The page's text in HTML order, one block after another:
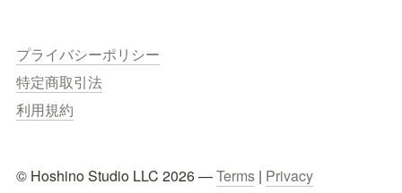
プライバシーポリシー
特定商取引法
利用規約
© Hoshino Studio LLC 2026 — Terms | Privacy